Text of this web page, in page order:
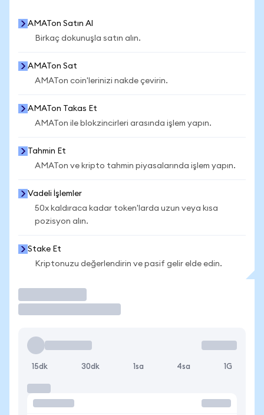
AMATon Satın Al
Birkaç dokunuşla satın alın.
AMATon Sat
AMATon coin'lerinizi nakde çevirin.
AMATon Takas Et
AMATon ile blokzincirleri arasında işlem yapın.
Tahmin Et
AMATon ve kripto tahmin piyasalarında işlem yapın.
Vadeli İşlemler
50x kaldıraca kadar token'larda uzun veya kısa
pozisyon alın.
Stake Et
Kriptonuzu değerlendirin ve pasif gelir elde edin.
15dk 30dk 1sa 4sa 1G